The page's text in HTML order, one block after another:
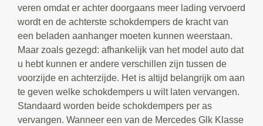
veren omdat er achter doorgaans meer lading vervoerd
wordt en de achterste schokdempers de kracht van
een beladen aanhanger moeten kunnen weerstaan.
Maar zoals gezegd: afhankelijk van het model auto dat
u hebt kunnen er andere verschillen zijn tussen de
voorzijde en achterzijde. Het is altijd belangrijk om aan
te geven welke schokdempers u wilt laten vervangen.
Standaard worden beide schokdempers per as
vervangen. Wanneer een van de Mercedes Glk Klasse